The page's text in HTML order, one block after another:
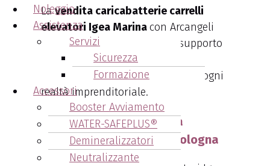
Noleggio
Assistenza
Servizi
Sicurezza
Formazione
Accessori
Booster Avviamento
WATER-SAFEPLUS®
Demineralizzatori
Neutralizzante
Lavendita caricabatterie carrelli
elevatori Igea Marinacon Arcangeli
Accumulatori include anche supporto
tecnico e assistenza post-vendita,
rendendola una scelta ideale per ogni
realtà imprenditoriale.
Vantaggi nell’acquisto da
Arcangeli Accumulatori Bologna